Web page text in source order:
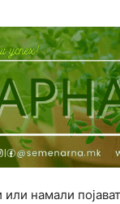
намали